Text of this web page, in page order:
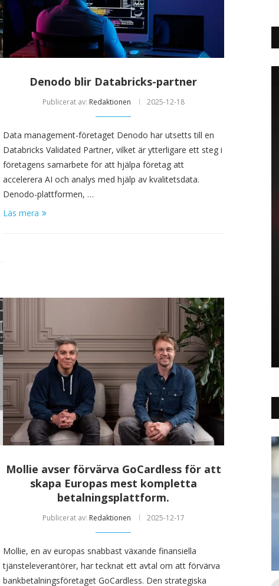
Denodo blir Databricks-partner
Publicerat av: Redaktionen 2025-12-18
Data management-företaget Denodo har utsetts till en
Databricks Validated Partner, vilket är ytterligare ett steg i
företagens samarbete för att hjälpa företag att
accelerera AI och analys med hjälp av kvalitetsdata.
Denodo-plattformen, …
Läs mera
Mollie avser förvärva GoCardless för att
skapa Europas mest kompletta
betalningsplattform.
Publicerat av: Redaktionen 2025-12-17
Mollie, en av europas snabbast växande finansiella
tjänsteleverantörer, har tecknat ett avtal om att förvärva
bankbetalningsföretaget GoCardless. Den strategiska